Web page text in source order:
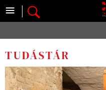
≡
TUDÁSTÁR